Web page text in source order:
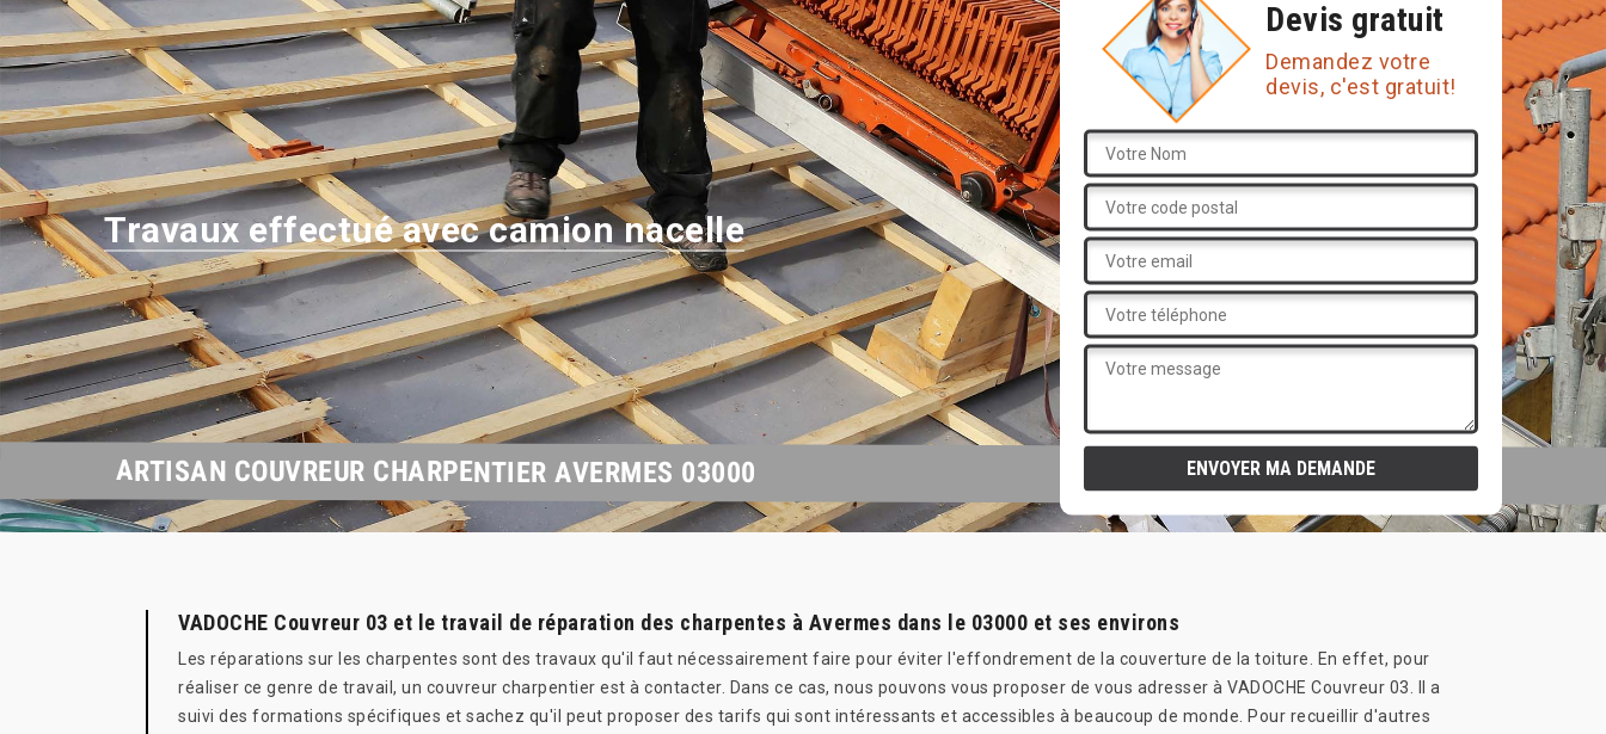
Travaux effectué avec camion nacelle
Devis gratuit
Demandez votre
devis, c'est gratuit!
ARTISAN COUVREUR CHARPENTIER AVERMES 03000
VADOCHE Couvreur 03 et le travail de réparation des charpentes à Avermes dans le 03000 et ses environs
Les réparations sur les charpentes sont des travaux qu'il faut nécessairement faire pour éviter l'effondrement de la couverture de la toiture. En effet, pour
réaliser ce genre de travail, un couvreur charpentier est à contacter. Dans ce cas, nous pouvons vous proposer de vous adresser à VADOCHE Couvreur 03. Il a
suivi des formations spécifiques et sachez qu'il peut proposer des tarifs qui sont intéressants et accessibles à beaucoup de monde. Pour recueillir d'autres